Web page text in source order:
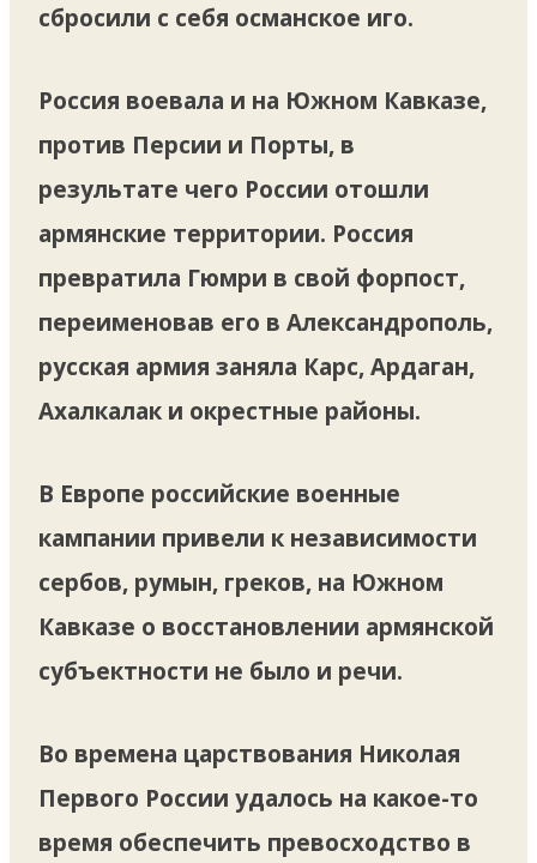
сбросили с себя османское иго.
Россия воевала и на Южном Кавказе,
против Персии и Порты, в
результате чего России отошли
армянские территории. Россия
превратила Гюмри в свой форпост,
переименовав его в Александрополь,
русская армия заняла Карс, Ардаган,
Ахалкалак и окрестные районы.
В Европе российские военные
кампании привели к независимости
сербов, румын, греков, на Южном
Кавказе о восстановлении армянской
субъектности не было и речи.
Во времена царствования Николая
Первого России удалось на какое-то
время обеспечить превосходство в